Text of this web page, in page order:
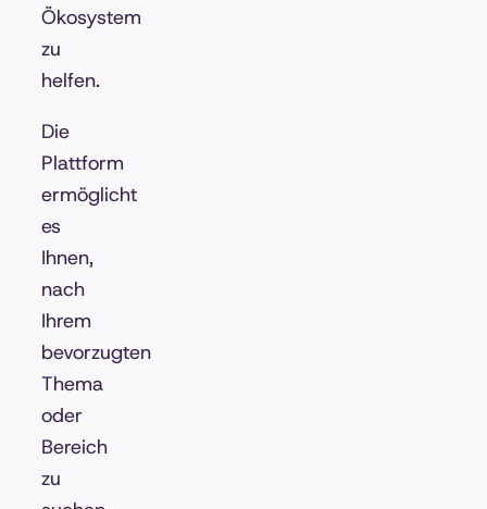
Ökosystem
zu
helfen.
Die
Plattform
ermöglicht
es
Ihnen,
nach
Ihrem
bevorzugten
Thema
oder
Bereich
zu